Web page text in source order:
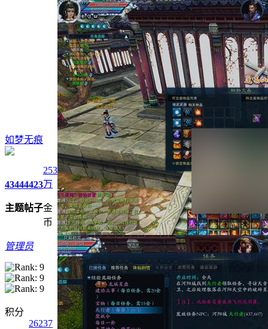
如梦无痕
4344
主题
4423
帖子
253
万
金
币
管理员
积分
26237